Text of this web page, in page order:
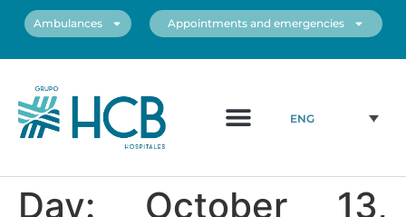
Ambulances Appointments and emergencies
ENG
Day: October 13,